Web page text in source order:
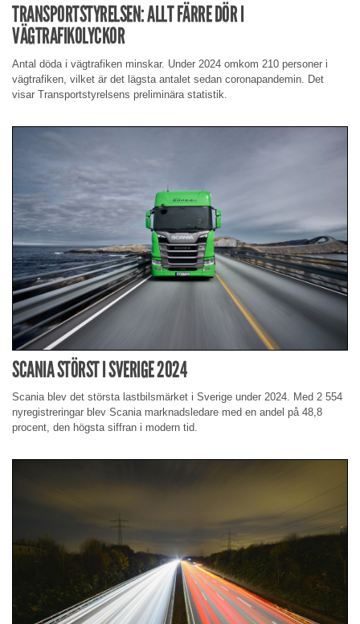
TRANSPORTSTYRELSEN: ALLT FÄRRE DÖR I
VÄGTRAFIKOLYCKOR
Antal döda i vägtrafiken minskar. Under 2024 omkom 210 personer i
vägtrafiken, vilket är det lägsta antalet sedan coronapandemin. Det
visar Transportstyrelsens preliminära statistik.
SCANIA STÖRST I SVERIGE 2024
Scania blev det största lastbilsmärket i Sverige under 2024. Med 2 554
nyregistreringar blev Scania marknadsledare med en andel på 48,8
procent, den högsta siffran i modern tid.